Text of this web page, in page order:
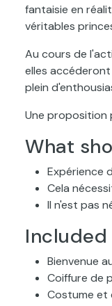
fantaisie en
véritables
Au cours de
elles accéderont
plein
Une proposition
What
Expérience
Cela
Il n'est pas
Included
Bienvenue
Coiffure de
Costume et